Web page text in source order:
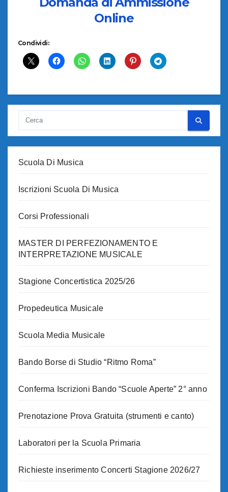
Online
Condividi:
Scuola Di Musica
Iscrizioni Scuola Di Musica
Corsi Professionali
MASTER DI PERFEZIONAMENTO E
INTERPRETAZIONE MUSICALE
Stagione Concertistica 2025/26
Propedeutica Musicale
Scuola Media Musicale
Bando Borse di Studio “Ritmo Roma”
Conferma Iscrizioni Bando “Scuole Aperte” 2° anno
Prenotazione Prova Gratuita (strumenti e canto)
Laboratori per la Scuola Primaria
Richieste inserimento Concerti Stagione 2026/27